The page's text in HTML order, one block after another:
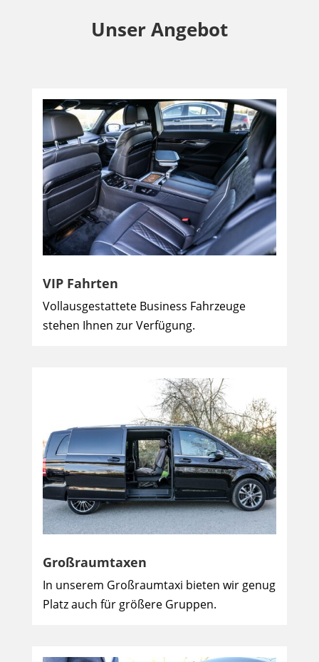
Unser Angebot
VIP Fahrten
Vollausgestattete Business Fahrzeuge
stehen Ihnen zur Verfügung.
Großraumtaxen
In unserem Großraumtaxi bieten wir genug
Platz auch für größere Gruppen.